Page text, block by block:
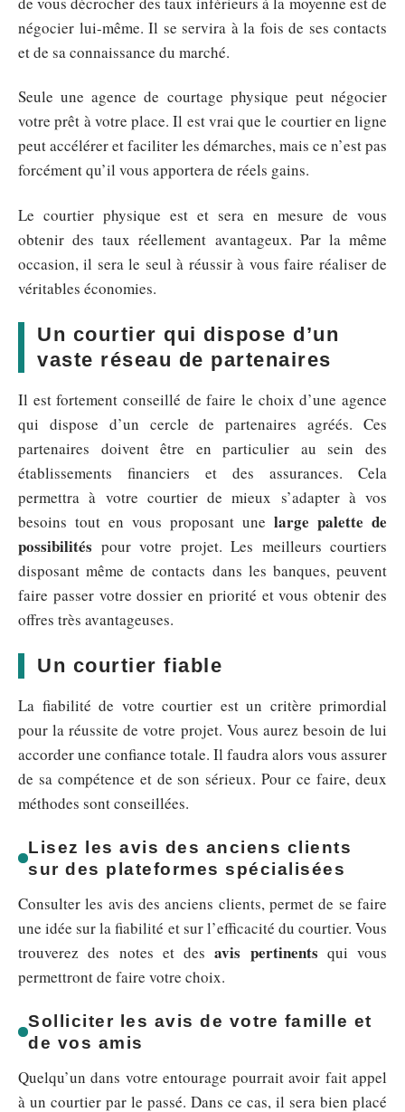
négocier lui-même. Il se servira à la fois de ses contacts
et de sa connaissance du marché.
Seule une agence de courtage physique peut négocier
votre prêt à votre place. Il est vrai que le courtier en ligne
peut accélérer et faciliter les démarches, mais ce n’est pas
forcément qu’il vous apportera de réels gains.
Le courtier physique est et sera en mesure de vous
obtenir des taux réellement avantageux. Par la même
occasion, il sera le seul à réussir à vous faire réaliser de
véritables économies.
Un courtier qui dispose d’un
vaste réseau de partenaires
Il est fortement conseillé de faire le choix d’une agence
qui dispose d’un cercle de partenaires agréés. Ces
partenaires doivent être en particulier au sein des
établissements financiers et des assurances. Cela
permettra à votre courtier de mieux s’adapter à vos
besoins tout en vous proposant une large palette de
possibilités pour votre projet. Les meilleurs courtiers
disposant même de contacts dans les banques, peuvent
faire passer votre dossier en priorité et vous obtenir des
offres très avantageuses.
Un courtier fiable
La fiabilité de votre courtier est un critère primordial
pour la réussite de votre projet. Vous aurez besoin de lui
accorder une confiance totale. Il faudra alors vous assurer
de sa compétence et de son sérieux. Pour ce faire, deux
méthodes sont conseillées.
Lisez les avis des anciens clients
sur des plateformes spécialisées
Consulter les avis des anciens clients, permet de se faire
une idée sur la fiabilité et sur l’efficacité du courtier. Vous
trouverez des notes et desavis pertinents qui vous
permettront de faire votre choix.
Solliciter les avis de votre famille et
de vos amis
Quelqu’un dans votre entourage pourrait avoir fait appel
à un courtier par le passé. Dans ce cas, il sera bien placé